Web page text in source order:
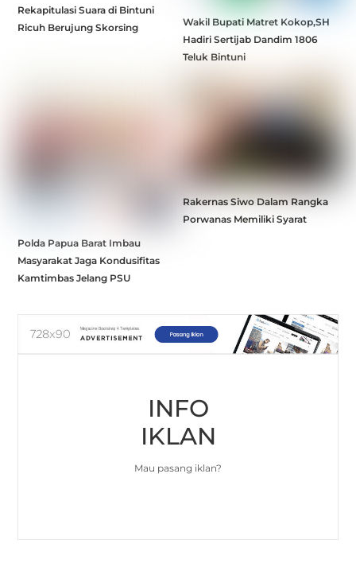
Rekapitulasi Suara di Bintuni
Ricuh Berujung Skorsing
Wakil Bupati Matret Kokop,SH
Hadiri Sertijab Dandim 1806
Teluk Bintuni
Polda Papua Barat Imbau
Masyarakat Jaga Kondusifitas
Kamtimbas Jelang PSU
Rakernas Siwo Dalam Rangka
Porwanas Memiliki Syarat
INFO
IKLAN
Mau pasang iklan?